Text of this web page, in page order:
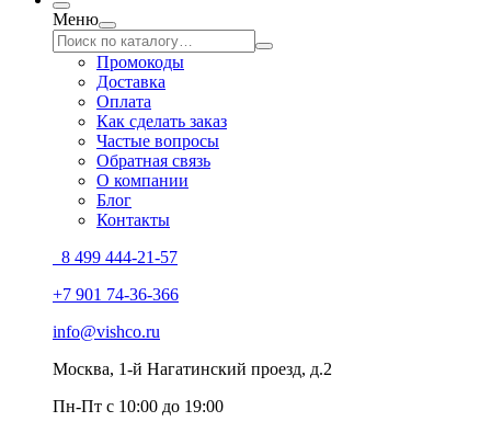
Меню
Промокоды
Доставка
Оплата
Как сделать заказ
Частые вопросы
Обратная связь
О компании
Блог
Контакты
8 499 444-21-57
+7 901 74-36-366
info@vishco.ru
Москва, 1-й Нагатинский проезд, д.2
Пн-Пт с 10:00 до 19:00